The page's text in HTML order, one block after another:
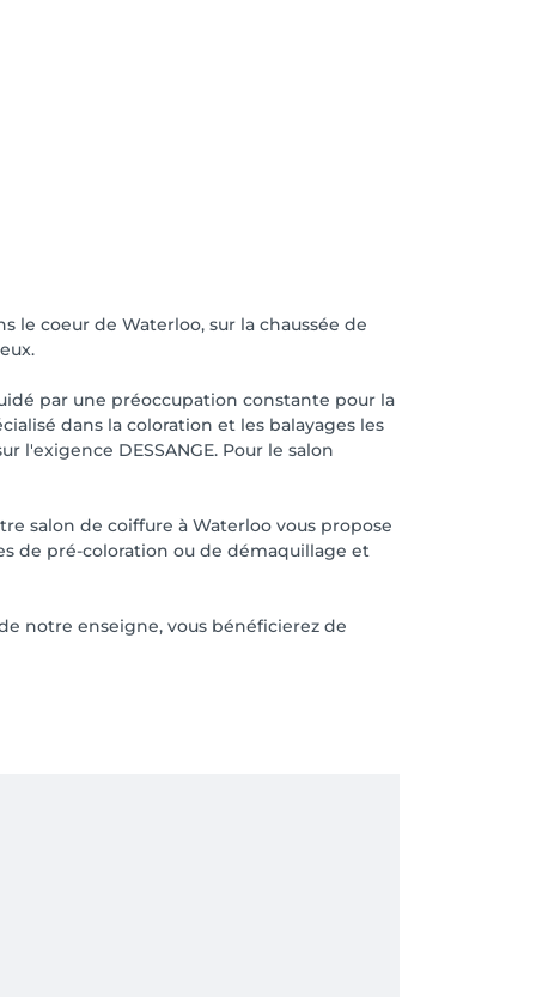
le coeur de Waterloo, sur la chaussée de
par une préoccupation constante pour la
dans la coloration et les balayages les
l'exigence DESSANGE. Pour le salon
salon de coiffure à Waterloo vous propose
de pré-coloration ou de démaquillage et
notre enseigne, vous bénéficierez de